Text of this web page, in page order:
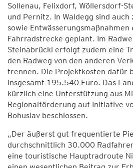
Sollenau, Felixdorf, Wöllersdorf-
und Pernitz. In Waldegg sind
sowie Entwässerungsmaßnahmen
Fahrradstrecke geplant. Im
Steinabrückl erfolgt zudem eine
den Radweg von den anderen
trennen. Die Projektkosten dafür
insgesamt 195.540 Euro. Das
kürzlich eine Unterstützung aus
Regionalförderung auf Initiative
Bohuslav beschlossen.
„Der äußerst gut frequentierte
durchschnittlich 30.000
eine touristische Hauptradroute